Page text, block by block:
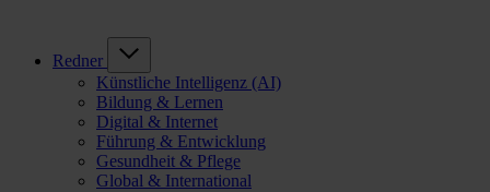
Redner
Künstliche Intelligenz (AI)
Bildung & Lernen
Digital & Internet
Führung & Entwicklung
Gesundheit & Pflege
Global & International